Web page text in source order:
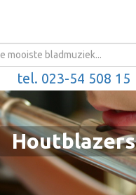
tel. 023-54 508 15
MENU
Houtblazers